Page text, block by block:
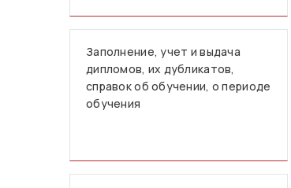
Заполнение, учет и выдача
дипломов, их дубликатов,
справок об обучении, о периоде
обучения